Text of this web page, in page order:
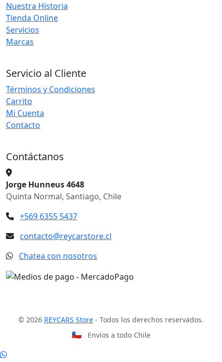
Nuestra Historia
Tienda Online
Servicios
Marcas
Servicio al Cliente
Términos y Condiciones
Carrito
Mi Cuenta
Contacto
Contáctanos
Jorge Hunneus 4648
Quinta Normal, Santiago, Chile
+569 6355 5437
contacto@reycarstore.cl
Chatea con nosotros
© 2026 REYCARS Store - Todos los derechos reservados.
🇨🇱 Envíos a todo Chile